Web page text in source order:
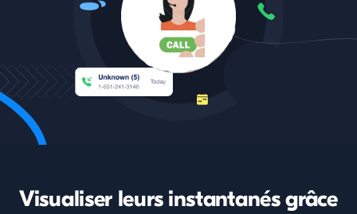
Visualiser leurs instantanés grâce